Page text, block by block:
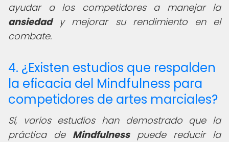
ayudar a los competidores a manejar la
ansiedady mejorar su rendimiento en el
combate.
4. ¿Existen estudios que respalden
la eficacia del Mindfulness para
competidores de artes marciales?
Sí, varios estudios han demostrado que la
práctica de Mindfulnesspuede reducir la